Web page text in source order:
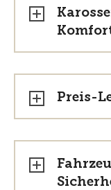
Preis-